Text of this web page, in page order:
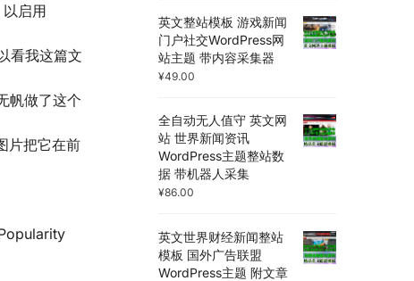
启用
看我这篇文
帆做了这个
片把它在前
英文整站模板 游戏新闻
门户社交WordPress网
站主题 带内容采集器
¥49.00
全自动无人值守 英文网
站 世界新闻资讯
WordPress主题整站数
据 带机器人采集
¥86.00
英文世界财经新闻整站
模板 国外广告联盟
WordPress主题 附文章